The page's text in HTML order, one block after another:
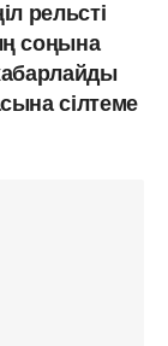
рельсті
соңына
сілтеме